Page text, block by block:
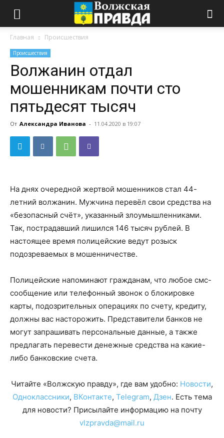
Главная Происшествия
Происшествия
Волжанин отдал
мошенникам почти сто
пятьдесят тысяч
От Александра Иванова - 11.04.2020 в 19:07
На днях очередной жертвой мошенников стал 44-
летний волжанин. Мужчина перевёл свои средства на
«безопасный счёт», указанный злоумышленниками.
Так, пострадавший лишился 146 тысяч рублей. В
настоящее время полицейские ведут розыск
подозреваемых в мошенничестве.
Полицейские напоминают гражданам, что любое смс-
сообщение или телефонный звонок о блокировке
карты, подозрительных операциях по счету, кредиту,
должны вас насторожить. Представители банков не
могут запрашивать персональные данные, а также
предлагать перевести денежные средства на какие-
либо банковские счета.
Читайте «Волжскую правду», где вам удобно: Новости,
Одноклассники, ВКонтакте, Telegram, Дзен. Есть тема
для новости? Присылайте информацию на почту
vlzpravda@mail.ru